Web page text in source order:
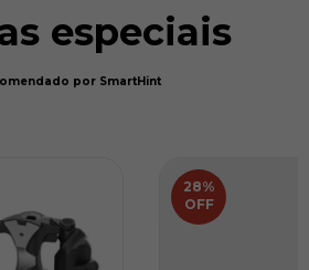
especiais
por SmartHint
28%
OFF